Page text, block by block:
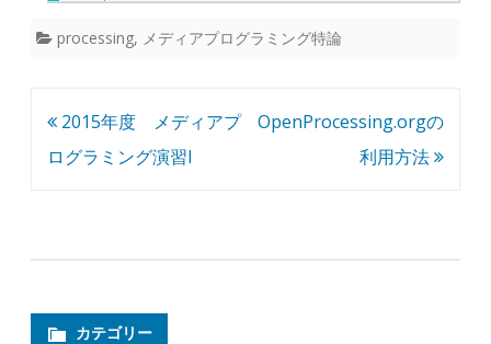
processing, メディアプログラミング特論
投
稿
シ
2015年度 メディアプ
ログラミング演習I
OpenProcessing.orgの
利用方法
カテゴリー